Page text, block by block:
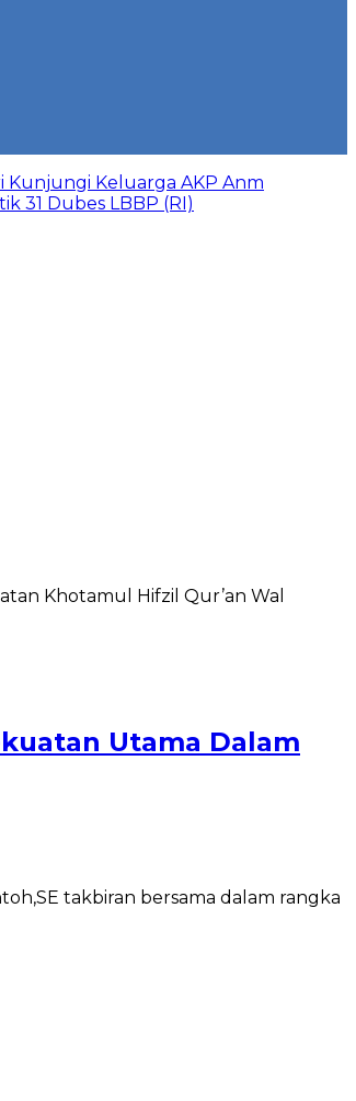
Kunjungi Keluarga AKP Anm
31 Dubes LBBP (RI)
Khotamul Hifzil Qur’an Wal
Utama Dalam
takbiran bersama dalam rangka